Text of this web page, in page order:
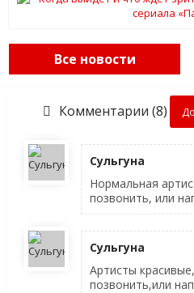
Все новости
Комментарии (8)
Сульгуна
Нормальная
позвонить, или
Сульгуна
Артисты
позвонить,или